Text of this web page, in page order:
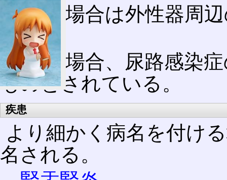
小児の場合は外性器周
い。
成人の場合、尿路感染
ものとされている。
疾患
より細かく病名を付け
名される。